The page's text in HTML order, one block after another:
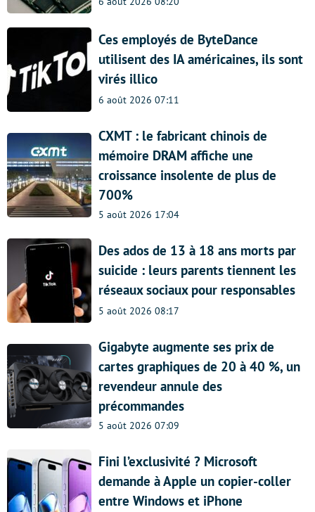
Ces employés de ByteDance
utilisent des IA américaines, ils sont
virés illico
6 août 2026 07:11
CXMT : le fabricant chinois de
mémoire DRAM affiche une
croissance insolente de plus de
700%
5 août 2026 17:04
Des ados de 13 à 18 ans morts par
suicide : leurs parents tiennent les
réseaux sociaux pour responsables
5 août 2026 08:17
Gigabyte augmente ses prix de
cartes graphiques de 20 à 40 %, un
revendeur annule des
précommandes
5 août 2026 07:09
Fini l’exclusivité ? Microsoft
demande à Apple un copier-coller
entre Windows et iPhone